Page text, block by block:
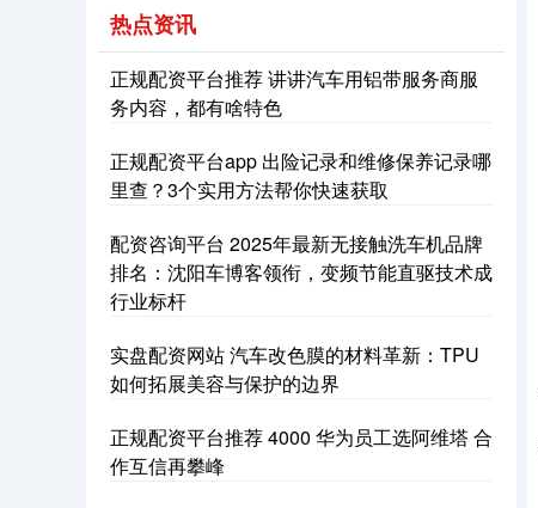
深证成指 14110.12 -34.08 -0.24%
热点资讯
正规配资平台推荐 讲讲汽车用铝带服务商服
务内容，都有啥特色
正规配资平台app 出险记录和维修保养记录哪
里查？3个实用方法帮你快速获取
配资咨询平台 2025年最新无接触洗车机品牌
排名：沈阳车博客领衔，变频节能直驱技术成
行业标杆
实盘配资网站 汽车改色膜的材料革新：TPU
如何拓展美容与保护的边界
正规配资平台推荐 4000 华为员工选阿维塔 合
作互信再攀峰